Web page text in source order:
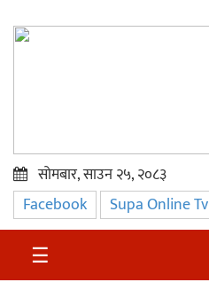
प्रमुख
समाचार
सुदुर
सोमबार, साउन २५, २०८३
Facebook Supa Online Tv
☰